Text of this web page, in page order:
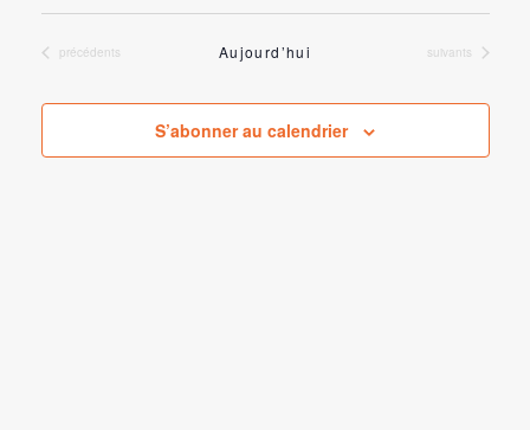
de
vues
dateÉvènements
précédents Aujourd’hui Évènements
suivants
S’abonner au calendrier